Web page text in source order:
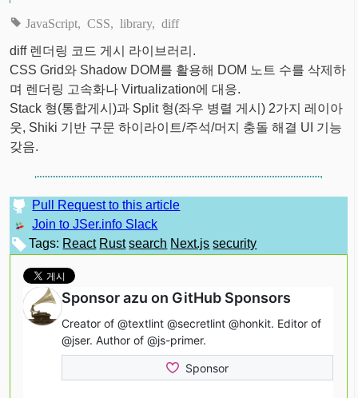
JavaScript CSS library diff
diff 렌더링 코드 게시 라이브러리.
CSS Grid와 Shadow DOM를 활용해 DOM 노트 수를 삭제하
며 렌더링 고속화나 Virtualization에 대응.
Stack 형(통합게시)과 Split 형(좌우 병렬 게시) 2가지 레이아
웃, Shiki 기반 구문 하이라이트/주석/머지 충돌 해결 UI 기능
갖음.
Pull Request to this article
Join to JSer.info Slack
Tags: React Rust search Next.js security